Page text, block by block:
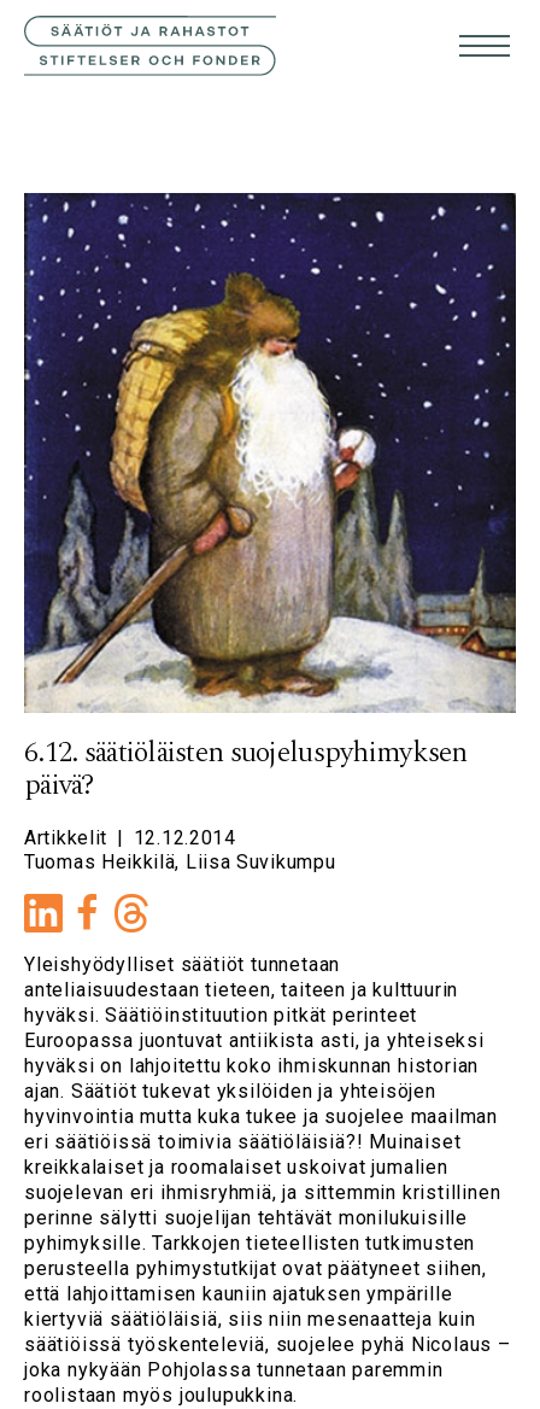
SVE
ENG
6.12. säätiöläisten suojeluspyhimyksen
päivä?
Artikkelit | 12.12.2014
Tuomas Heikkilä, Liisa Suvikumpu
LinkedInFacebook
Yleishyödylliset säätiöt tunnetaan
anteliaisuudestaan tieteen, taiteen ja kulttuurin
hyväksi. Säätiöinstituution pitkät perinteet
Euroopassa juontuvat antiikista asti, ja yhteiseksi
hyväksi on lahjoitettu koko ihmiskunnan historian
ajan. Säätiöt tukevat yksilöiden ja yhteisöjen
hyvinvointia mutta kuka tukee ja suojelee maailman
eri säätiöissä toimivia säätiöläisiä?! Muinaiset
kreikkalaiset ja roomalaiset uskoivat jumalien
suojelevan eri ihmisryhmiä, ja sittemmin kristillinen
perinne sälytti suojelijan tehtävät monilukuisille
pyhimyksille. Tarkkojen tieteellisten tutkimusten
perusteella pyhimystutkijat ovat päätyneet siihen,
että lahjoittamisen kauniin ajatuksen ympärille
kiertyviä säätiöläisiä, siis niin mesenaatteja kuin
säätiöissä työskenteleviä, suojelee pyhä Nicolaus –
joka nykyään Pohjolassa tunnetaan paremmin
roolistaan myös joulupukkina.